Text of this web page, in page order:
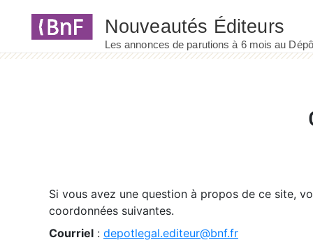
Si vous avez une question à propos de ce site,
coordonnées suivantes.
Courriel : depotlegal.editeur@bnf.fr